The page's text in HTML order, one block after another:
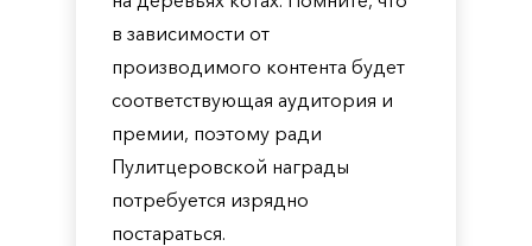
в зависимости от
производимого контента будет
соответствующая аудитория и
премии, поэтому ради
Пулитцеровской награды
потребуется изрядно
постараться.